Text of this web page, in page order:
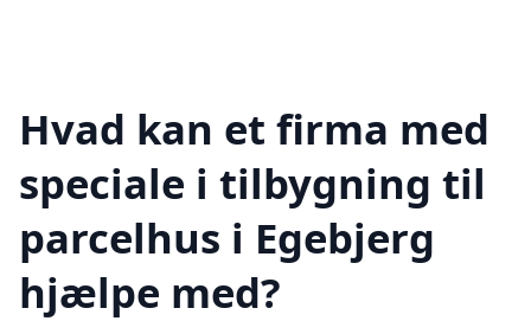
Hvad kan et firma med
speciale i tilbygning til
parcelhus i Egebjerg
hjælpe med?